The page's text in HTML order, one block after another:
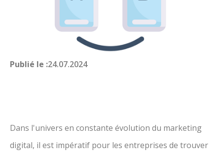
Publié le :24.07.2024
Dans l'univers en constante évolution du marketing
digital, il est impératif pour les entreprises de trouver